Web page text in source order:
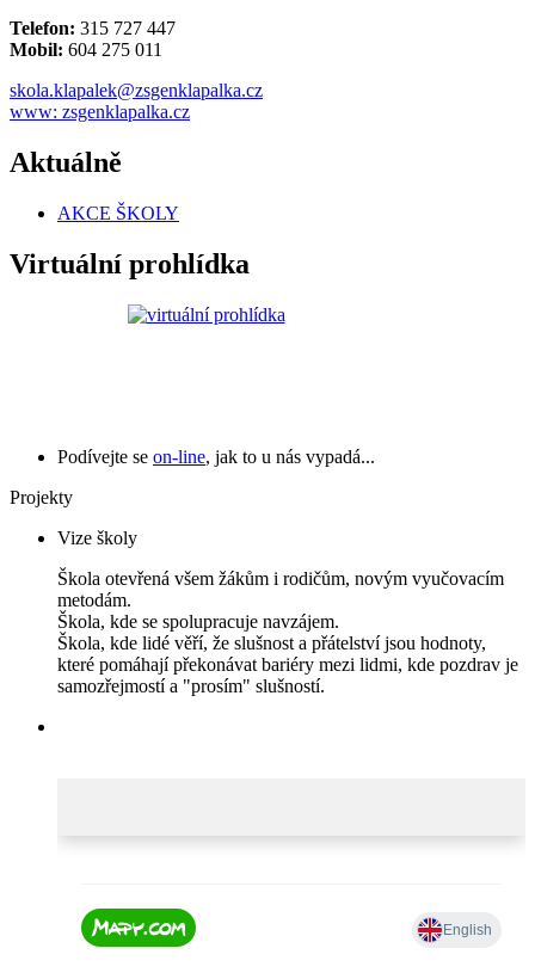
Telefon: 315 727 447
Mobil: 604 275 011
skola.klapalek@zsgenklapalka.cz
www: zsgenklapalka.cz
Aktuálně
AKCE ŠKOLY
Virtuální prohlídka
Podívejte se on-line, jak to u nás vypadá...
Projekty
Vize školy
Škola otevřená všem žákům i rodičům, novým vyučovacím
metodám.
Škola, kde se spolupracuje navzájem.
Škola, kde lidé věří, že slušnost a přátelství jsou hodnoty,
které pomáhají překonávat bariéry mezi lidmi, kde pozdrav je
samozřejmostí a "prosím" slušností.